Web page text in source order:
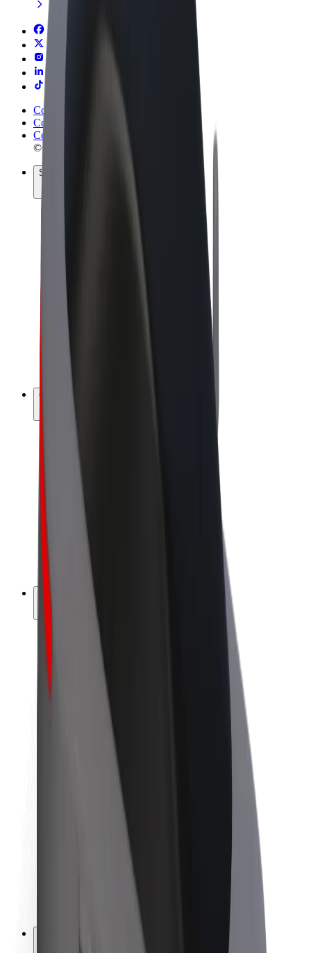
Conditions générales
Confidentialité
Cookies
© 2026 Bolt Technology OÜ
Services
Bolt Food
Bolt Drive
Bolt for Business
Vélos électriques
Générez des revenus avec Bolt
Revenus du livreur
Flottes
Franchise
Rejoignez-nous
À propos de Bolt
La durabilité chez Bolt
Project Zero
Lignes directrices de marque
Notre mission
Relations investisseurs